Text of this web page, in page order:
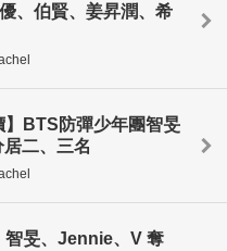
、伯賢、姜昇潤、希
】BTS防彈少年團智旻
二、三名
智旻、Jennie、V 奪